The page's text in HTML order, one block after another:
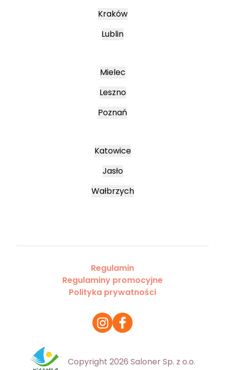
Kraków
Lublin
Mielec
Leszno
Poznań
Katowice
Jasło
Wałbrzych
Regulamin
Regulaminy promocyjne
Polityka prywatności
Copyright 2026 Saloner Sp. z o.o.